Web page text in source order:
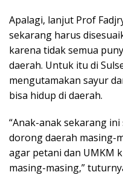
Apalagi, lanjut Prof
sekarang harus
karena tidak semua
daerah. Untuk itu di
mengutamakan sayur
bisa hidup di daerah.
“Anak-anak sekarang
dorong daerah masing-
agar petani dan UMKM
masing-masing,”